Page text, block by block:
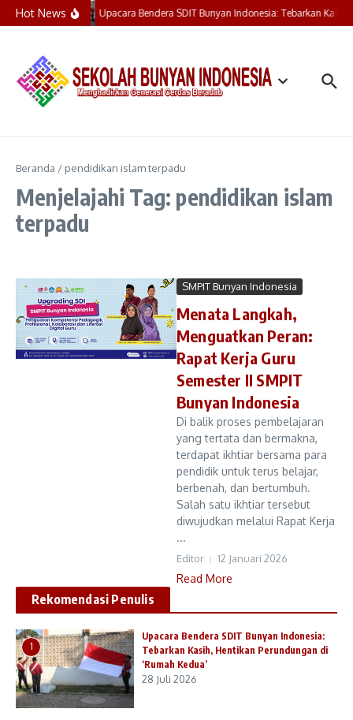
Lewati ke konten
Hot News Upacara Bendera SDIT Bunyan Indonesia: Tebarkan
Beranda / pendidikan islam terpadu
Menjelajahi Tag: pendidikan islam
terpadu
SMPIT Bunyan Indonesia
Menata Langkah,
Menguatkan Peran:
Rapat Kerja Guru
Semester II SMPIT
Bunyan Indonesia
Di balik proses pembelajaran
yang tertata dan bermakna,
terdapat ikhtiar bersama para
pendidik untuk terus belajar,
berbenah, dan bertumbuh.
Salah satu ikhtiar tersebut
diwujudkan melalui Rapat Kerja
...
Editor 12 Januari 2026
Read More
Rekomendasi Penulis
1
Upacara Bendera SDIT Bunyan Indonesia:
Tebarkan Kasih, Hentikan Perundungan di
‘Rumah Kedua’
28 Juli 2026